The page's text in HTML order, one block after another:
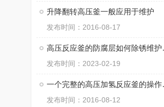
升降翻转高压釜一般应用于维护
发布时间：2016-08-17
高压
发布时间：2023-02-19
一个完
发布时间：2016-08-12